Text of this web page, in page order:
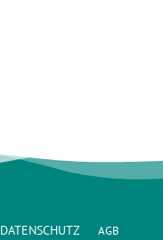
DATENSCHUTZ AGB